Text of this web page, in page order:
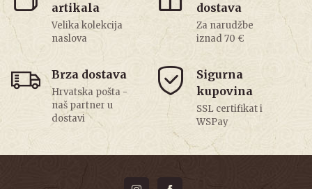
artikala
Velika kolekcija
naslova
dostava
Za narudžbe
iznad 70 €
Brza dostava
Hrvatska pošta -
naš partner u
dostavi
Sigurna
kupovina
SSL certifikat i
WSPay